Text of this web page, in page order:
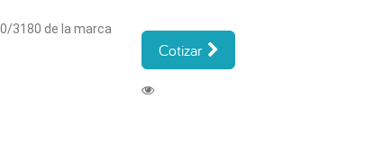
3180 de la marca
Cotizar